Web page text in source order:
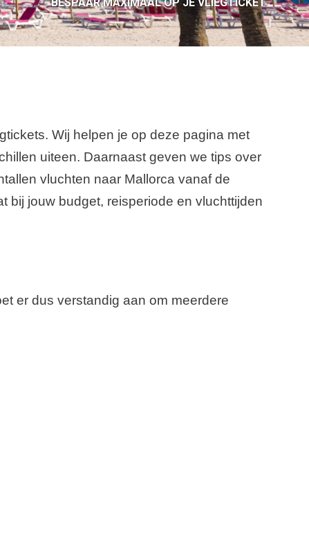
Wij helpen je op deze pagina met
uiteen. Daarnaast geven we tips over
vluchten naar Mallorca vanaf de
bij jouw budget, reisperiode en vluchttijden
er dus verstandig aan om meerdere